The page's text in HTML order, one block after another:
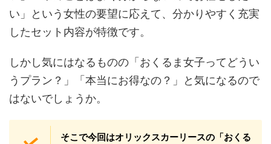
い」という女性の要望に応えて、分かりやすく充実
したセット内容が特徴です。
しかし気にはなるものの「おくるま女子ってどうい
うプラン？」「本当にお得なの？」と気になるので
はないでしょうか。
そこで今回はオリックスカーリースの「おくる